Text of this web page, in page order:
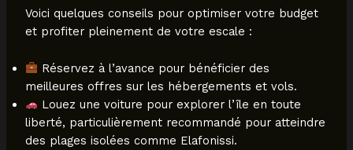
Voici quelques conseils pour optimiser votre budget
et profiter pleinement de votre escale :
Réservez à l’avance pour bénéficier des
meilleures offres sur les hébergements et vols.
Louez une voiture pour explorer l’île en toute
liberté, particulièrement recommandé pour atteindre
des plages isolées comme Elafonissi.